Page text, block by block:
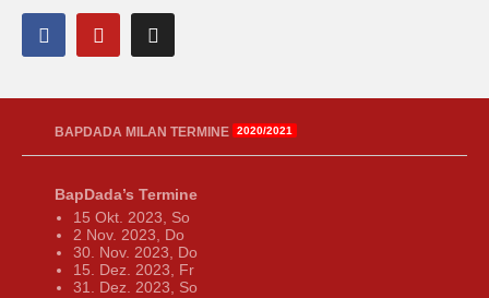
BAPDADA MILAN TERMINE 2020/2021
BapDada’s Termine
15 Okt. 2023, So
2 Nov. 2023, Do
30. Nov. 2023, Do
15. Dez. 2023, Fr
31. Dez. 2023, So